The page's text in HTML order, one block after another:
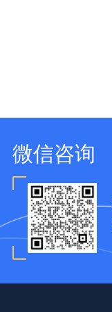
微信咨询